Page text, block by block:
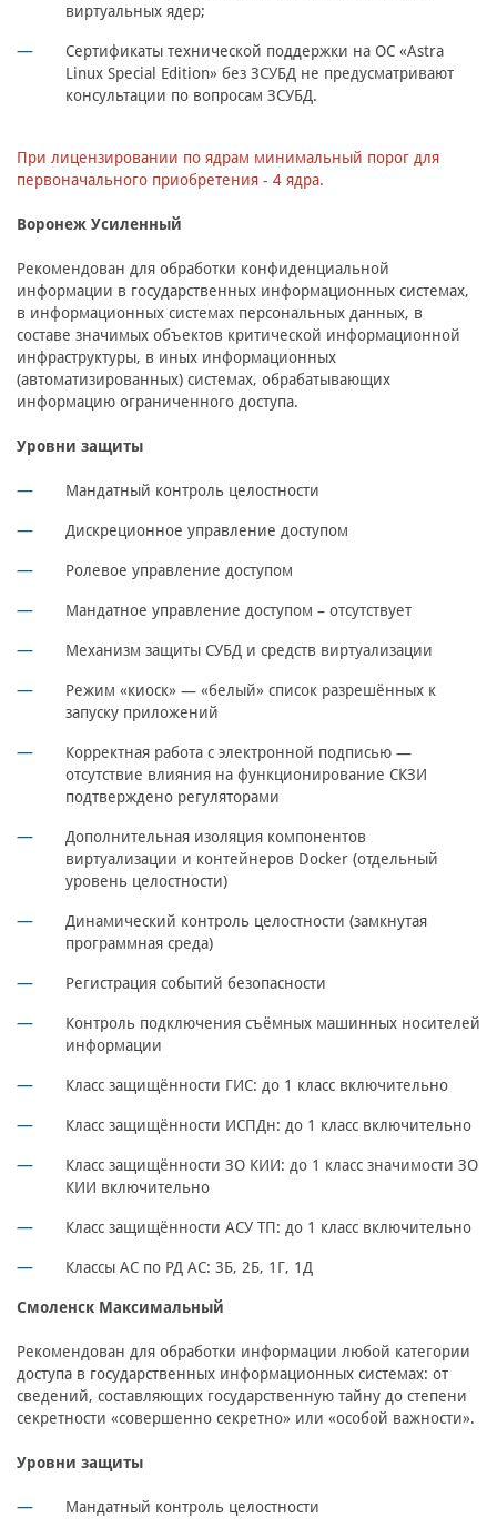
виртуальных ядер;
Сертификаты технической поддержки на ОС «Astra
Linux Special Edition» без ЗСУБД не предусматривают
консультации по вопросам ЗСУБД.
При лицензировании по ядрам минимальный порог для
первоначального приобретения - 4 ядра.
Воронеж Усиленный
Рекомендован для обработки конфиденциальной
информации в государственных информационных системах,
в информационных системах персональных данных, в
составе значимых объектов критической информационной
инфраструктуры, в иных информационных
(автоматизированных) системах, обрабатывающих
информацию ограниченного доступа.
Уровни защиты
Мандатный контроль целостности
Дискреционное управление доступом
Ролевое управление доступом
Мандатное управление доступом – отсутствует
Механизм защиты СУБД и средств виртуализации
Режим «киоск» — «белый» список разрешённых к
запуску приложений
Корректная работа с электронной подписью —
отсутствие влияния на функционирование СКЗИ
подтверждено регуляторами
Дополнительная изоляция компонентов
виртуализации и контейнеров Docker (отдельный
уровень целостности)
Динамический контроль целостности (замкнутая
программная среда)
Регистрация событий безопасности
Контроль подключения съёмных машинных носителей
информации
Класс защищённости ГИС: до 1 класс включительно
Класс защищённости ИСПДн: до 1 класс включительно
Класс защищённости ЗО КИИ: до 1 класс значимости ЗО
КИИ включительно
Класс защищённости АСУ ТП: до 1 класс включительно
Классы АС по РД АС: 3Б, 2Б, 1Г, 1Д
Смоленск Максимальный
Рекомендован для обработки информации любой категории
доступа в государственных информационных системах: от
сведений, составляющих государственную тайну до степени
секретности «совершенно секретно» или «особой важности».
Уровни защиты
Мандатный контроль целостности